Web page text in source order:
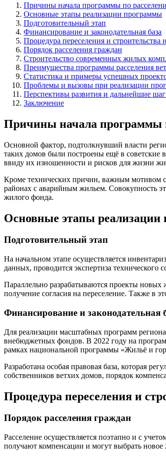
Причины начала программы по
Основные этапы реализации программы
Подготовительный этап
Финансирование и законодательная база
Процедура переселения и
Порядок расселения граждан
Строительство современных жилых
Преимущества программы расселения
Статистика и примеры успешных
Проблемы и вызовы при реализации
Перспективы развития и дальнейшие
Заключение
Причины начала программы
Основной фактор, подтолкнувший власти
таких домов были построены ещё в советские
ввиду их изношенности и рисков для жизни
Кроме технических причин, важным мотивом
районах с аварийным жильем. Совокупность
жилого фонда.
Основные этапы
Подготовительный этап
На начальном этапе осуществляется
данных, проводится экспертиза технического
Параллельно разрабатываются проекты новых
получение согласия на переселение. Также в
Финансирование и законодательная
Для реализации масштабных программ
внебюджетных фондов. В 2022 году на
рамках национальной программы «Жильё и
Разработана особая правовая база, которая
собственников ветхих домов, порядок
Процедура переселения и
Порядок расселения граждан
Расселение осуществляется поэтапно и с
получают компенсации и могут выбрать